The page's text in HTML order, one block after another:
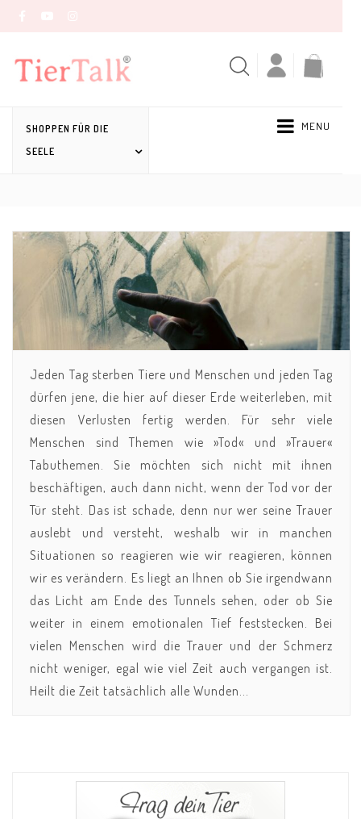
SHOPPEN FÜR DIE
SEELE
MENU
Jeden Tag sterben Tiere und Menschen und jeden Tag
dürfen jene, die hier auf dieser Erde weiterleben, mit
diesen Verlusten fertig werden. Für sehr viele
Menschen sind Themen wie »Tod« und »Trauer«
Tabuthemen. Sie möchten sich nicht mit ihnen
beschäftigen, auch dann nicht, wenn der Tod vor der
Tür steht. Das ist schade, denn nur wer seine Trauer
auslebt und versteht, weshalb wir in manchen
Situationen so reagieren wie wir reagieren, können
wir es verändern. Es liegt an Ihnen ob Sie irgendwann
das Licht am Ende des Tunnels sehen, oder ob Sie
weiter in einem emotionalen Tief feststecken. Bei
vielen Menschen wird die Trauer und der Schmerz
nicht weniger, egal wie viel Zeit auch vergangen ist.
Heilt die Zeit tatsächlich alle Wunden...